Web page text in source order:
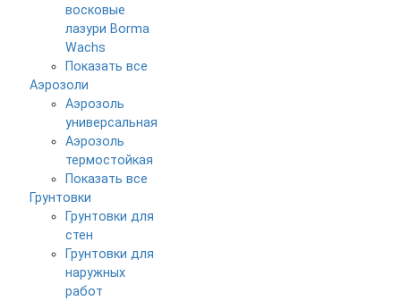
восковые
лазури Borma
Wachs
Показать все
Аэрозоли
Аэрозоль
универсальная
Аэрозоль
термостойкая
Показать все
Грунтовки
Грунтовки для
стен
Грунтовки для
наружных
работ